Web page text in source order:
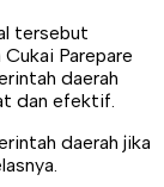
tersebut
Parepare
daerah
dan efektif.
daerah jika